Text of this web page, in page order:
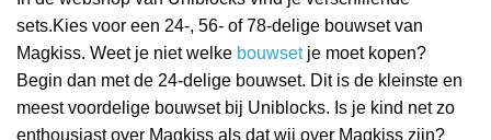
sets.Kies voor een 24-, 56- of 78-delige bouwset van
Magkiss. Weet je niet welke bouwsetje moet kopen?
Begin dan met de 24-delige bouwset. Dit is de kleinste en
meest voordelige bouwset bij Uniblocks. Is je kind net zo
enthousiast over Magkiss als dat wij over Magkiss zijn?